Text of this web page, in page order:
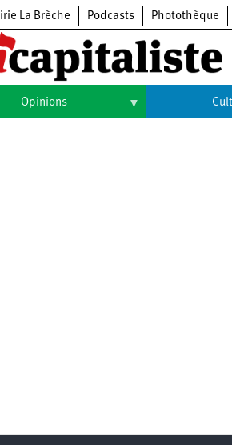
La Brèche Podcasts Photothèque
Opinions